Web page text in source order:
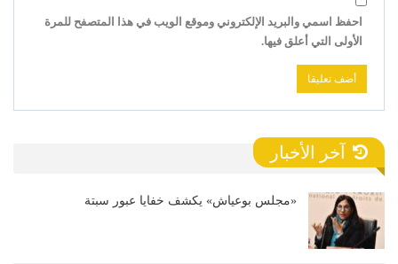
احفظ اسمي والبريد الإلكتروني وموقع الويب في هذا المتصفح للمرة
الأولى التي أعلق فيها.
آخر الأخبار
«مجلس بوعياش» يكشف خفايا عبور سبتة